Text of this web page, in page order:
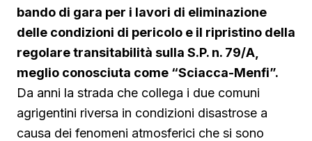
bando di gara per i lavori di eliminazione
delle condizioni di pericolo e il ripristino della
regolare transitabilità sulla S.P. n. 79/A,
meglio conosciuta come “Sciacca-Menfi”.
Da anni la strada che collega i due comuni
agrigentini riversa in condizioni disastrose a
causa dei fenomeni atmosferici che si sono